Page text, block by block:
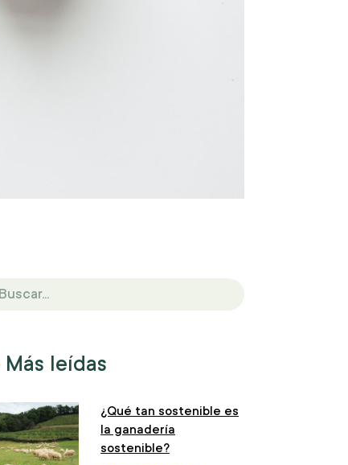
Más leídas
¿Qué tan sostenible es
la ganadería
sostenible?